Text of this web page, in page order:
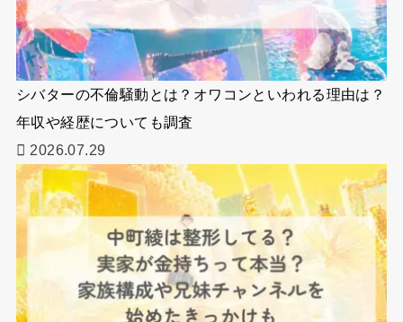
シバターの不倫騒動とは？オワコンといわれる理由は？
年収や経歴についても調査
2026.07.29